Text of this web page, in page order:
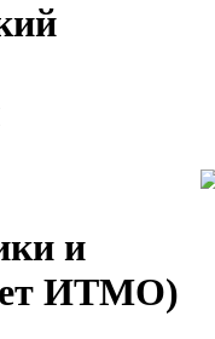
и
ИТМО)